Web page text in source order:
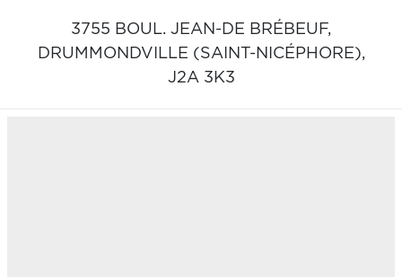
3755 BOUL. JEAN-DE BRÉBEUF,
DRUMMONDVILLE (SAINT-NICÉPHORE),
J2A 3K3